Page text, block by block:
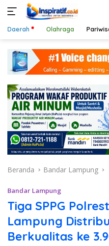
konten
Daerah Olahraga
Beranda Bandar Lampung
Bandar Lampung
Tiga SPPG
Lampung
Berkualitas ke